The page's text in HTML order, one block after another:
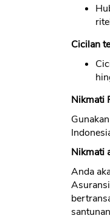
Cicilan
Nikmati
Nikmati
Anda